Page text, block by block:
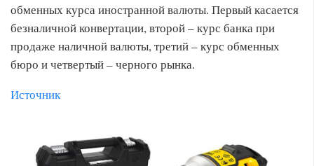
обменных курса иностранной валюты. Первый касается
безналичной конвертации, второй – курс банка при
продаже наличной валюты, третий – курс обменных
бюро и четвертый – черного рынка.
Источник